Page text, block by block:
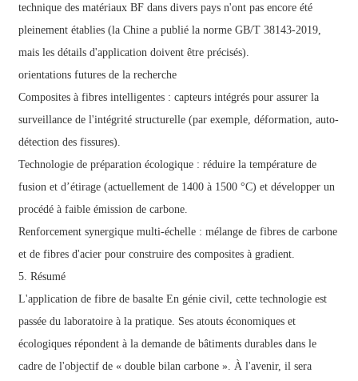
technique des matériaux BF dans divers pays n'ont pas encore été
pleinement établies (la Chine a publié la norme GB/T 38143-2019,
mais les détails d'application doivent être précisés).
orientations futures de la recherche
Composites à fibres intelligentes : capteurs intégrés pour assurer la
surveillance de l'intégrité structurelle (par exemple, déformation, auto-
détection des fissures).
Technologie de préparation écologique : réduire la température de
fusion et d’étirage (actuellement de 1400 à 1500 °C) et développer un
procédé à faible émission de carbone.
Renforcement synergique multi-échelle : mélange de fibres de carbone
et de fibres d'acier pour construire des composites à gradient.
5. Résumé
L'application de fibre de basalteEn génie civil, cette technologie est
passée du laboratoire à la pratique. Ses atouts économiques et
écologiques répondent à la demande de bâtiments durables dans le
cadre de l'objectif de « double bilan carbone ». À l'avenir, il sera